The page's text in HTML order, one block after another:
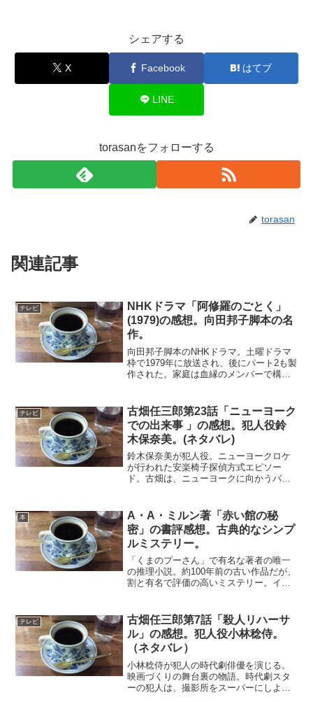
シェアする
X Facebook はてブ
LINE
torasanをフォローする
torasan
関連記事
テレビ
NHKドラマ「阿修羅のごとく」
(1979)の感想。向田邦子脚本の名
作。
向田邦子脚本のNHKドラマ。土曜ドラマ
枠で1979年に放送され、後にパート2も製
作された。家庭は血縁のメンバーで構成
婦。そんな平和な日常に、男女関係がも
とで突然波風が立つ...
テレビ
古畑任三郎第23話「ニューヨーク
での出来事 」の感想。犯人役鈴
木保奈美。(ネタバレ)
鈴木保奈美が犯人役。ニューヨークロケ
が行われた安楽椅子探偵方式エピソー
ド。古畑は、ニューヨークに向かうバス
いて語り始める。古畑はその話から、殺
人の推理に挑む。いろんなプ...
本
A・A・ミルン著「赤い館の秘
密」の書評感想。古典的なシンプ
ルミステリー。
「くまのプーさん」で有名な著者の唯一
の推理小説。約100年前の古い作品だが、
割と有名で評価の高いミステリー。イギ
しばらくぶりにオーストラリアからやっ
て来た。到着後まもな...
テレビ
古畑任三郎第7話「殺人リハーサ
ル」の感想。犯人役小林稔侍。
（ネタバレ）
小林稔侍が犯人の時代劇俳優を演じる。
映画づくりの舞台裏の物語。時代劇スタ
ーの犯人は、撮影所をスーパーにしよう